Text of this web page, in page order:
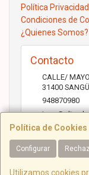
Política de
Configurar
Utilizamos cookies
Política Privacidad
Condiciones de
¿Quienes Somos?
Contacto
CALLE/
31400
948870980
Horario
Lunes a Viernes